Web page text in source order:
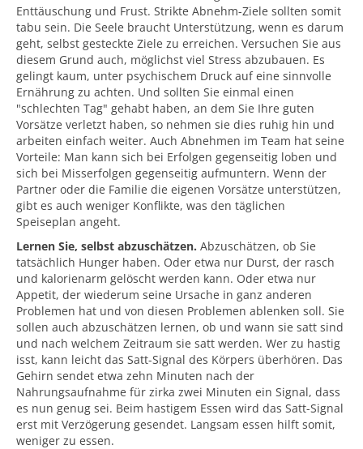
Enttäuschung und Frust. Strikte Abnehm-Ziele sollten somit
tabu sein. Die Seele braucht Unterstützung, wenn es darum
geht, selbst gesteckte Ziele zu erreichen. Versuchen Sie aus
diesem Grund auch, möglichst viel Stress abzubauen. Es
gelingt kaum, unter psychischem Druck auf eine sinnvolle
Ernährung zu achten. Und sollten Sie einmal einen
"schlechten Tag" gehabt haben, an dem Sie Ihre guten
Vorsätze verletzt haben, so nehmen sie dies ruhig hin und
arbeiten einfach weiter. Auch Abnehmen im Team hat seine
Vorteile: Man kann sich bei Erfolgen gegenseitig loben und
sich bei Misserfolgen gegenseitig aufmuntern. Wenn der
Partner oder die Familie die eigenen Vorsätze unterstützen,
gibt es auch weniger Konflikte, was den täglichen
Speiseplan angeht.
Lernen Sie, selbst abzuschätzen. Abzuschätzen, ob Sie
tatsächlich Hunger haben. Oder etwa nur Durst, der rasch
und kalorienarm gelöscht werden kann. Oder etwa nur
Appetit, der wiederum seine Ursache in ganz anderen
Problemen hat und von diesen Problemen ablenken soll. Sie
sollen auch abzuschätzen lernen, ob und wann sie satt sind
und nach welchem Zeitraum sie satt werden. Wer zu hastig
isst, kann leicht das Satt-Signal des Körpers überhören. Das
Gehirn sendet etwa zehn Minuten nach der
Nahrungsaufnahme für zirka zwei Minuten ein Signal, dass
es nun genug sei. Beim hastigem Essen wird das Satt-Signal
erst mit Verzögerung gesendet. Langsam essen hilft somit,
weniger zu essen.